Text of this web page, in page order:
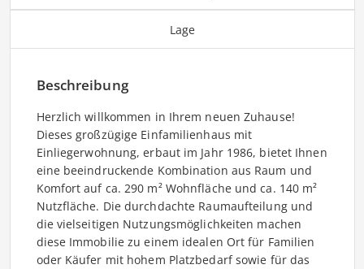
Lage
Beschreibung
Herzlich willkommen in Ihrem neuen Zuhause!
Dieses großzügige Einfamilienhaus mit
Einliegerwohnung, erbaut im Jahr 1986, bietet Ihnen
eine beeindruckende Kombination aus Raum und
Komfort auf ca. 290 m² Wohnfläche und ca. 140 m²
Nutzfläche. Die durchdachte Raumaufteilung und
die vielseitigen Nutzungsmöglichkeiten machen
diese Immobilie zu einem idealen Ort für Familien
oder Käufer mit hohem Platzbedarf sowie für das